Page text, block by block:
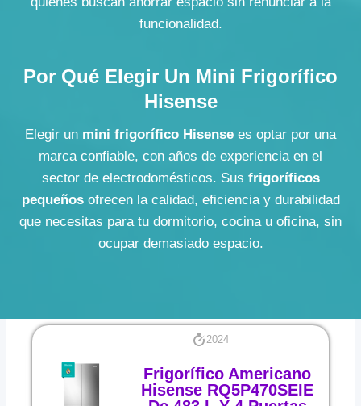
funcionalidad.
Por Qué Elegir Un Mini Frigorífico
Hisense
Elegir un mini frigorífico Hisense es optar por una
marca confiable, con años de experiencia en el
sector de electrodomésticos. Sus frigoríficos
pequeñosofrecen la calidad, eficiencia y durabilidad
que necesitas para tu dormitorio, cocina u oficina, sin
ocupar demasiado espacio.
2024
Frigorífico Americano
Hisense RQ5P470SEIE